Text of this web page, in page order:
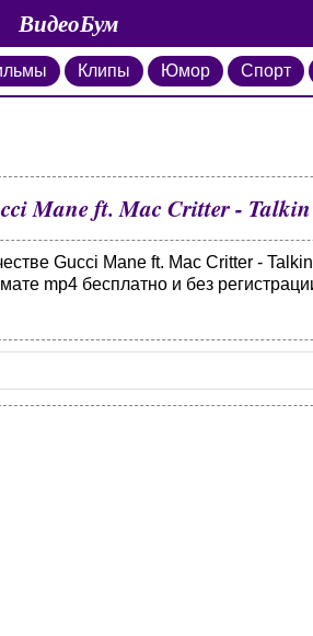
ВидеоБум
Клипы Юмор Спорт
Mane ft. Mac Critter - Talkin
Gucci Mane ft. Mac Critter -
mp4 бесплатно и без